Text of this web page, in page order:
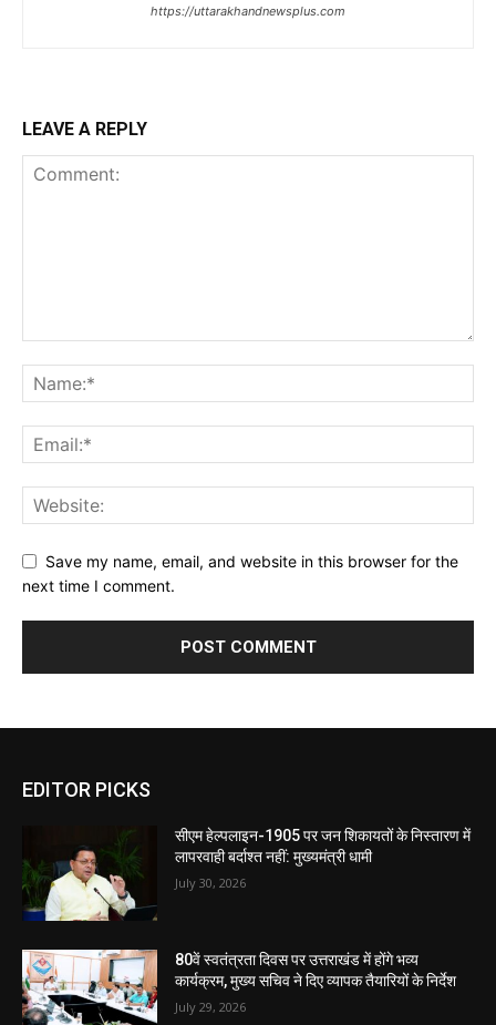
https://uttarakhandnewsplus.com
LEAVE A REPLY
Save my name, email, and website in this browser for the
next time I comment.
EDITOR PICKS
सीएम हेल्पलाइन-1905 पर जन शिकायतों के निस्तारण में
लापरवाही बर्दाश्त नहीं: मुख्यमंत्री धामी
July 30, 2026
80वें स्वतंत्रता दिवस पर उत्तराखंड में होंगे भव्य
कार्यक्रम, मुख्य सचिव ने दिए व्यापक तैयारियों के निर्देश
July 29, 2026